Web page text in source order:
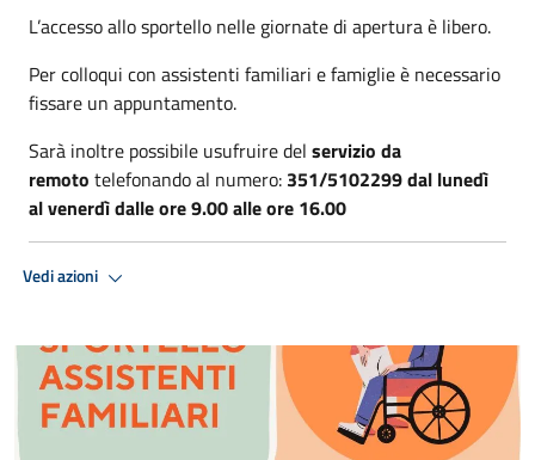
L’accesso allo sportello nelle giornate di apertura è libero.
Per colloqui con assistenti familiari e famiglie è necessario
fissare un appuntamento.
Sarà inoltre possibile usufruire del servizio da
remoto telefonando al numero: 351/5102299 dal lunedì
al venerdì dalle ore 9.00 alle ore 16.00
Vedi azioni